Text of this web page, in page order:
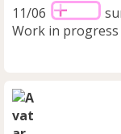
11/06
Work in